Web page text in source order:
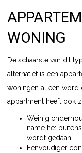
WONING
De schaarste van dit
alternatief is een
woningen alleen word
appartment heeft ook
Weinig
name het
wordt gedaan;
Eenvoudiger